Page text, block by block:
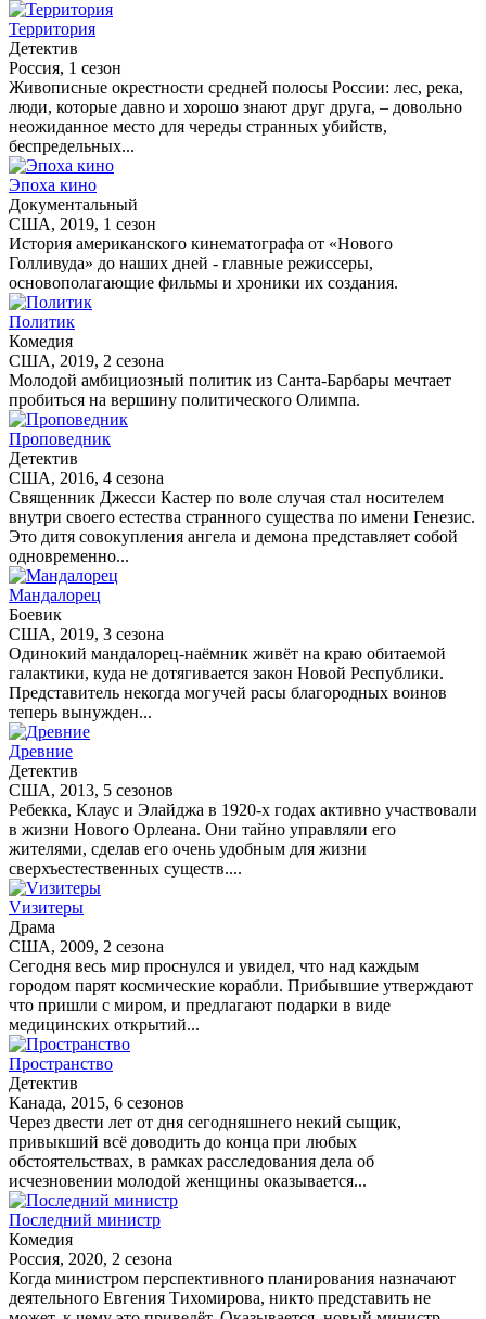
Территория
Детектив
Россия, 1 сезон
Живописные окрестности средней полосы России: лес, река,
люди, которые давно и хорошо знают друг друга, – довольно
неожиданное место для череды странных убийств,
беспредельных...
Эпоха кино
Документальный
США, 2019, 1 сезон
История американского кинематографа от «Нового
Голливуда» до наших дней - главные режиссеры,
основополагающие фильмы и хроники их создания.
Политик
Комедия
США, 2019, 2 сезона
Молодой амбициозный политик из Санта-Барбары мечтает
пробиться на вершину политического Олимпа.
Проповедник
Детектив
США, 2016, 4 сезона
Священник Джесси Кастер по воле случая стал носителем
внутри своего естества странного существа по имени Генезис.
Это дитя совокупления ангела и демона представляет собой
одновременно...
Мандалорец
Боевик
США, 2019, 3 сезона
Одинокий мандалорец-наёмник живёт на краю обитаемой
галактики, куда не дотягивается закон Новой Республики.
Представитель некогда могучей расы благородных воинов
теперь вынужден...
Древние
Детектив
США, 2013, 5 сезонов
Ребекка, Клаус и Элайджа в 1920-х годах активно участвовали
в жизни Нового Орлеана. Они тайно управляли его
жителями, сделав его очень удобным для жизни
сверхъестественных существ....
Vизитеры
Драма
США, 2009, 2 сезона
Сегодня весь мир проснулся и увидел, что над каждым
городом парят космические корабли. Прибывшие утверждают
что пришли с миром, и предлагают подарки в виде
медицинских открытий...
Пространство
Детектив
Канада, 2015, 6 сезонов
Через двести лет от дня сегодняшнего некий сыщик,
привыкший всё доводить до конца при любых
обстоятельствах, в рамках расследования дела об
исчезновении молодой женщины оказывается...
Последний министр
Комедия
Россия, 2020, 2 сезона
Когда министром перспективного планирования назначают
деятельного Евгения Тихомирова, никто представить не